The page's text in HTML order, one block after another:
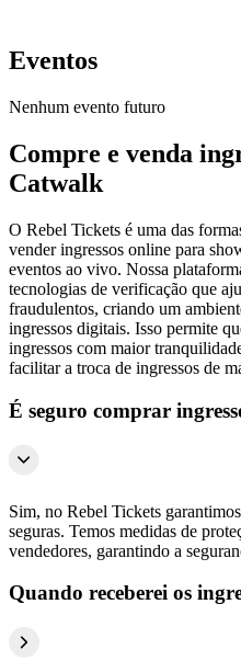
Eventos
Nenhum evento futuro
Compre e venda
Catwalk
O Rebel Tickets é uma das
vender ingressos online para
eventos ao vivo. Nossa
tecnologias de verificação que
fraudulentos, criando um
ingressos digitais. Isso permite
ingressos com maior
facilitar a troca de ingressos de
É seguro comprar
Sim, no Rebel Tickets
seguras. Temos medidas de
vendedores, garantindo a
Quando receberei os